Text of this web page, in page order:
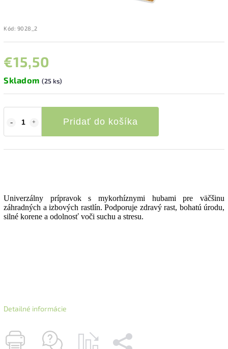
Kód: 9028_2
€15,50
Skladom (25 ks)
Pridať do košíka
Univerzálny prípravok s mykorhíznymi hubami pre väčšinu
záhradných a izbových rastlín. Podporuje zdravý rast, bohatú úrodu,
silné korene a odolnosť voči suchu a stresu.
Detailné informácie